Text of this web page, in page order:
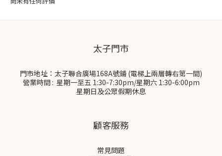
太子門市
門市地址：太子聯合廣場168A號鋪 (電梯上兩層轉右第一間)
營業時間 : 星期一至五 1:30-7:30pm/星期六 1:30-6:00pm
星期日及公眾假期休息
顧客服務
常見問題